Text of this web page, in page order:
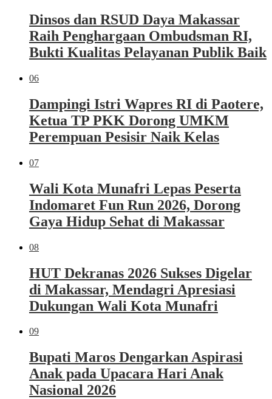
Dinsos dan RSUD Daya Makassar
Raih Penghargaan Ombudsman RI,
Bukti Kualitas Pelayanan Publik Baik
06
Dampingi Istri Wapres RI di Paotere,
Ketua TP PKK Dorong UMKM
Perempuan Pesisir Naik Kelas
07
Wali Kota Munafri Lepas Peserta
Indomaret Fun Run 2026, Dorong
Gaya Hidup Sehat di Makassar
08
HUT Dekranas 2026 Sukses Digelar
di Makassar, Mendagri Apresiasi
Dukungan Wali Kota Munafri
09
Bupati Maros Dengarkan Aspirasi
Anak pada Upacara Hari Anak
Nasional 2026